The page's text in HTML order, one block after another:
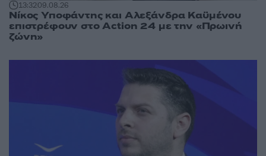
13:3209.08.26
Νίκος Υποφάντης και Αλεξάνδρα Καϋμένου
επιστρέφουν στο Action 24 με την «Πρωινή
ζώνη»